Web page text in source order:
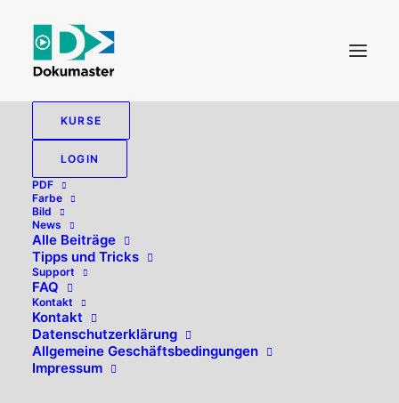
KURSE
LOGIN
PDF
Farbe
Bild
News
Alle Beiträge
Tipps und Tricks
Support
FAQ
Kontakt
Kontakt
Datenschutzerklärung
Allgemeine Geschäftsbedingungen
Impressum
Hallo, willkommen zurück!